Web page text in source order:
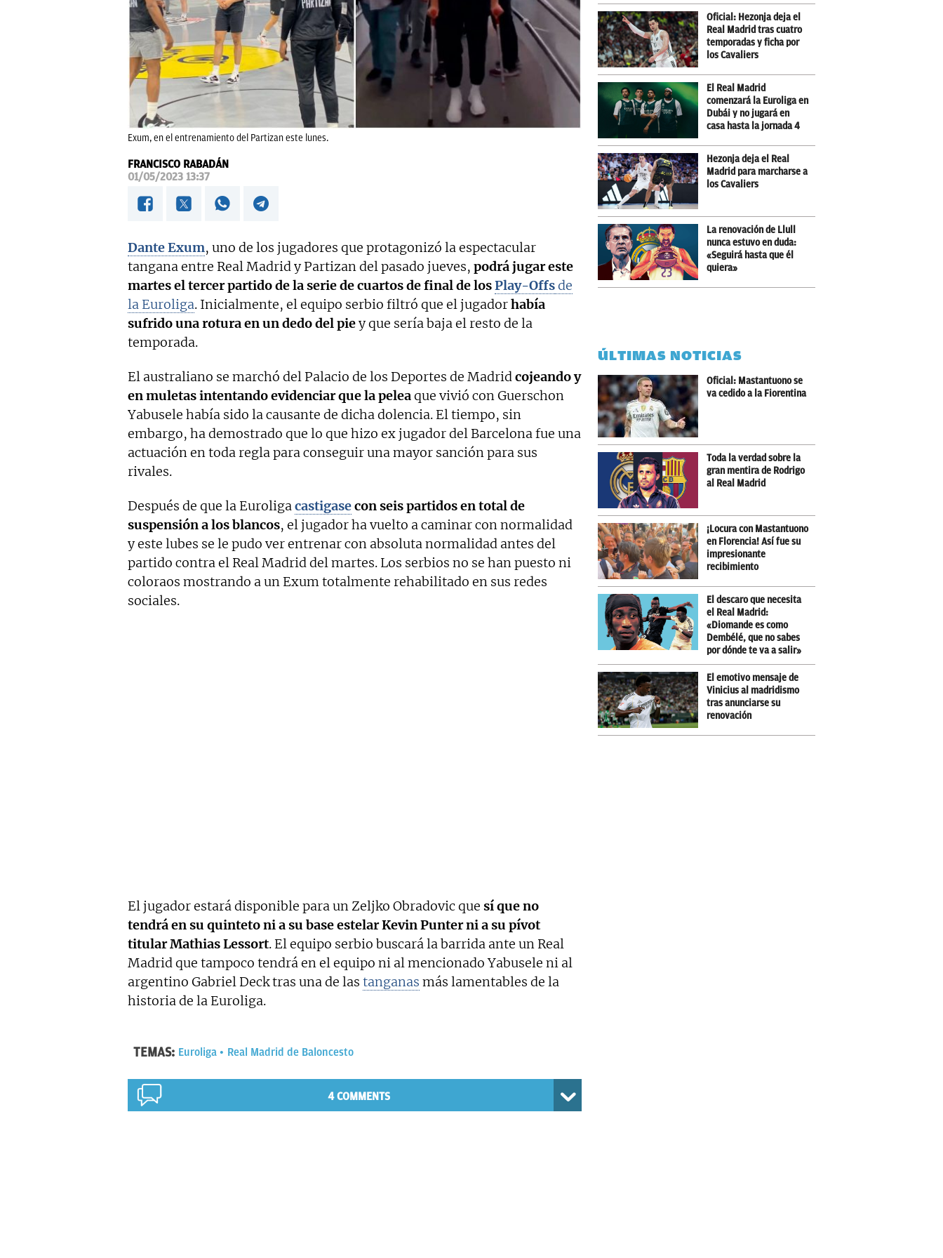
Exum, en el entrenamiento del Partizan este lunes.
FRANCISCO RABADÁN
01/05/2023 13:37
Dante Exum, uno de los jugadores que protagonizó la espectacular
tangana entre Real Madrid y Partizan del pasado jueves, podrá jugar este
martes el tercer partido de la serie de cuartos de final de losPlay-Offsde
la Euroliga. Inicialmente, el equipo serbio filtró que el jugadorhabía
sufrido una rotura en un dedo del piey que sería baja el resto de la
temporada.
El australiano se marchó del Palacio de los Deportes de Madridcojeando y
en muletas intentando evidenciar que la peleaque vivió con Guerschon
Yabusele había sido la causante de dicha dolencia. El tiempo, sin
embargo, ha demostrado que lo que hizo ex jugador del Barcelona fue una
actuación en toda regla para conseguir una mayor sanción para sus
rivales.
Después de que la Euroligacastigasecon seis partidos en total de
suspensión a los blancos, el jugador ha vuelto a caminar con normalidad
y este lubes se le pudo ver entrenar con absoluta normalidad antes del
partido contra el Real Madrid del martes. Los serbios no se han puesto ni
coloraos mostrando a un Exum totalmente rehabilitado en sus redes
sociales.
El jugador estará disponible para un Zeljko Obradovic que sí que no
tendrá en su quinteto ni a su base estelar Kevin Punter ni a su pívot
titular Mathias Lessort. El equipo serbio buscará la barrida ante un Real
Madrid que tampoco tendrá en el equipo ni al mencionado Yabusele ni al
argentino Gabriel Deck tras una de las tanganas más lamentables de la
historia de la Euroliga.
TEMAS: Euroliga Real Madrid de Baloncesto
4 COMMENTS
Oficial: Hezonja deja el
Real Madrid tras cuatro
temporadas y ficha por
los Cavaliers
El Real Madrid
comenzará la Euroliga en
Dubái y no jugará en
casa hasta la jornada 4
Hezonja deja el Real
Madrid para marcharse a
los Cavaliers
La renovación de Llull
nunca estuvo en duda:
«Seguirá hasta que él
quiera»
ÚLTIMAS NOTICIAS
Oficial: Mastantuono se
va cedido a la Fiorentina
Toda la verdad sobre la
gran mentira de Rodrigo
al Real Madrid
¡Locura con Mastantuono
en Florencia! Así fue su
impresionante
recibimiento
El descaro que necesita
el Real Madrid:
«Diomande es como
Dembélé, que no sabes
por dónde te va a salir»
El emotivo mensaje de
Vinicius al madridismo
tras anunciarse su
renovación